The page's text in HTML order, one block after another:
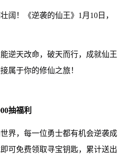
阔！《逆袭的仙王》1月10日，
逆天改命，破天而行，成就仙王
属于你的修仙之旅！
抽福利
界，每一位勇士都有机会逆袭成
可免费领取寻宝钥匙，累计送出